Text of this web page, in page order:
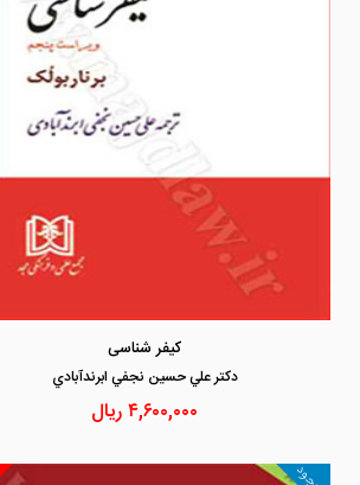
کیفر شناسی
دكتر علي حسين نجفي ابرندآبادي
۴,۶۰۰,۰۰۰ریال